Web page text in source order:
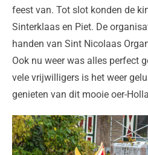
feest van. Tot slot konden de
Sinterklaas en Piet. De
handen van Sint Nicolaas
Ook nu weer was alles perfect
vele vrijwilligers is het weer
genieten van dit mooie oer-